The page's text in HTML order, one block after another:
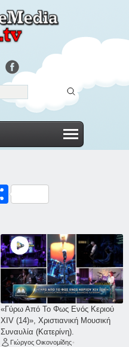
Μοιραστείτε
«Γύρω Από Το Φως Ενός Κεριού
ΧΙV (14)», Χριστιανική Μουσική
Συναυλία (Κατερίνη).
Γιώργος Οικονομίδης•